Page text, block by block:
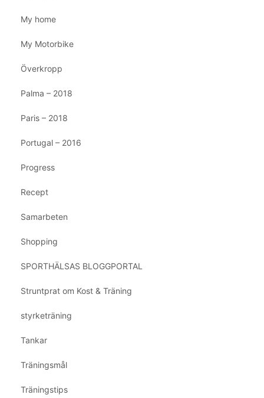
My home
My Motorbike
Överkropp
Palma – 2018
Paris – 2018
Portugal – 2016
Progress
Recept
Samarbeten
Shopping
SPORTHÄLSAS BLOGGPORTAL
Struntprat om Kost & Träning
styrketräning
Tankar
Träningsmål
Träningstips